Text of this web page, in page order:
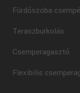
Fürdőszoba
Teraszburkolás
Csemperagasztó
Flexibilis